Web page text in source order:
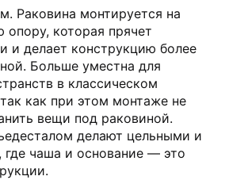
Раковина монтируется на
опору, которая прячет
и делает конструкцию более
Больше уместна для
в классическом
как при этом монтаже не
вещи под раковиной.
делают цельными и
где чаша и основание — это